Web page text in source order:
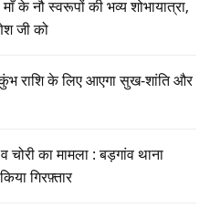
के नौ स्वरूपों की भव्य शोभायात्रा,
जी को
राशि के लिए आएगा सुख-शांति और
चोरी का मामला : बड़गांव थाना
गिरफ़्तार